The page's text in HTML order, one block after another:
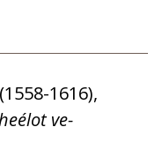
1616),
ve-